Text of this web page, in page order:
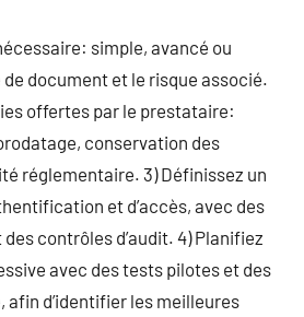
simple, avancé ou
document et le risque associé.
offertes par le prestataire:
conservation des
réglementaire. 3) Définissez un
et d’accès, avec des
contrôles d’audit. 4) Planifiez
avec des tests pilotes et des
afin d’identifier les meilleures